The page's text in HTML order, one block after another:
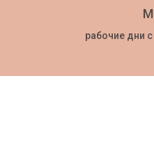
рабочие дни с